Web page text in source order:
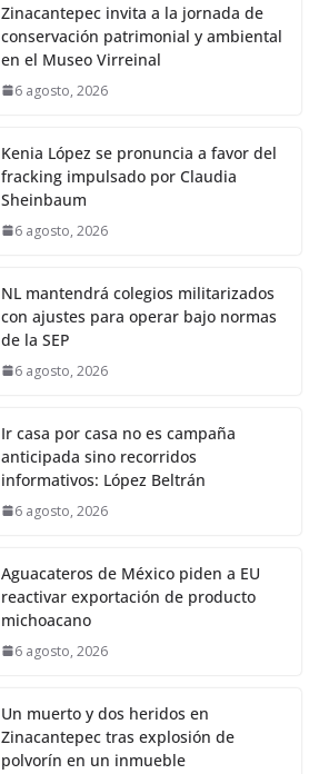
Zinacantepec invita a la jornada de
conservación patrimonial y ambiental
en el Museo Virreinal
6 agosto, 2026
Kenia López se pronuncia a favor del
fracking impulsado por Claudia
Sheinbaum
6 agosto, 2026
NL mantendrá colegios militarizados
con ajustes para operar bajo normas
de la SEP
6 agosto, 2026
Ir casa por casa no es campaña
anticipada sino recorridos
informativos: López Beltrán
6 agosto, 2026
Aguacateros de México piden a EU
reactivar exportación de producto
michoacano
6 agosto, 2026
Un muerto y dos heridos en
Zinacantepec tras explosión de
polvorín en un inmueble